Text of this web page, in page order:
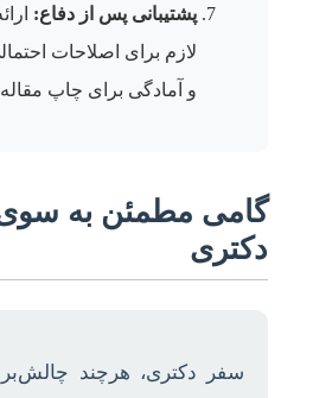
پشتیبانی پس از دفاع:
لازم برای اصلاحات
و آمادگی برای چاپ
گامی مطمئن به
دکتری
سفر دکتری، هرچند